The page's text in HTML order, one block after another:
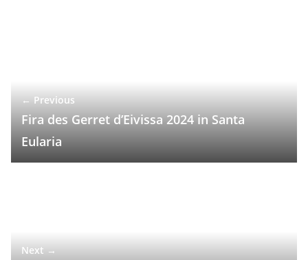
← Previous
Fira des Gerret d’Eivissa 2024 in Santa
Eularia
Next →